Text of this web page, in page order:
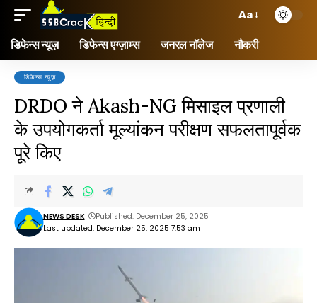
Aa
डिफेन्स न्यूज़ डिफेन्स एग्ज़ाम्स जनरल नॉलेज नौकरी
डिफेन्स न्यूज़
DRDO ने Akash-NG मिसाइल प्रणाली
के उपयोगकर्ता मूल्यांकन परीक्षण सफलतापूर्वक
पूरे किए
Last updated: December 25, 2025 7:53 am
NEWS DESK Published: December 25, 2025